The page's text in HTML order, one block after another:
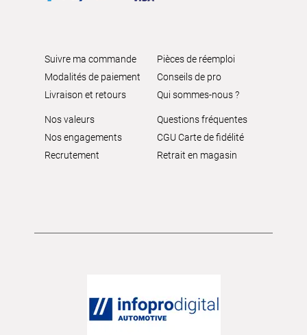
Suivre ma commande
Modalités de paiement
Livraison et retours
Pièces de réemploi
Conseils de pro
Qui sommes-nous ?
Nos valeurs
Nos engagements
Recrutement
Questions fréquentes
CGU Carte de fidélité
Retrait en magasin